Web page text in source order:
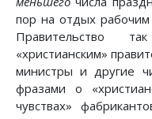
пор на отдых
Правительство
«христианским»
министры и другие
фразами о
чувствах»